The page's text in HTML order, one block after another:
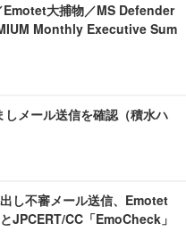
Emotet大捕物／MS Defender
Monthly Executive Sum
しメール送信を確認（積水ハ
し不審メール送信、Emotet
JPCERT/CC「EmoCheck」